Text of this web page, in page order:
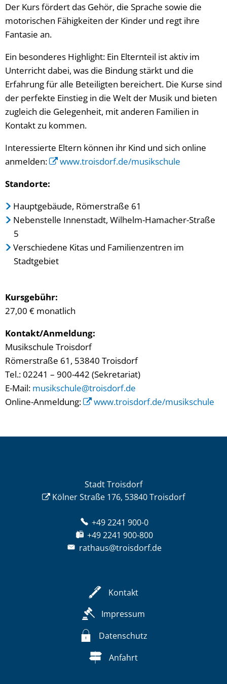
Der Kurs fördert das Gehör, die Sprache sowie die
motorischen Fähigkeiten der Kinder und regt ihre
Fantasie an.
Ein besonderes Highlight: Ein Elternteil ist aktiv im
Unterricht dabei, was die Bindung stärkt und die
Erfahrung für alle Beteiligten bereichert. Die Kurse sind
der perfekte Einstieg in die Welt der Musik und bieten
zugleich die Gelegenheit, mit anderen Familien in
Kontakt zu kommen.
Interessierte Eltern können ihr Kind und sich online
anmelden:
www.troisdorf.de/musikschule
Standorte:
Hauptgebäude, Römerstraße 61
Nebenstelle Innenstadt, Wilhelm-Hamacher-Straße
5
Verschiedene Kitas und Familienzentren im
Stadtgebiet
Kursgebühr:
27,00 € monatlich
Kontakt/Anmeldung:
Musikschule Troisdorf
Römerstraße 61, 53840 Troisdorf
Tel.: 02241 – 900-442 (Sekretariat)
E-Mail: musikschule@troisdorf.de
Online-Anmeldung:
www.troisdorf.de/musikschule
Stadt Troisdorf
Kölner Straße 176, 53840 Troisdorf
+49 2241 900-0
+49 2241 900-800
rathaus@troisdorf.de
Kontakt
Impressum
Datenschutz
Anfahrt